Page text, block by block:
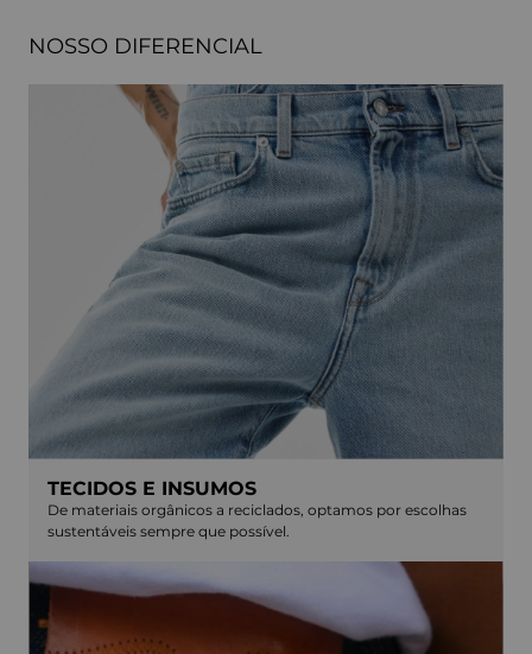
NOSSO DIFERENCIAL
TECIDOS E INSUMOS
De materiais orgânicos a reciclados, optamos por escolhas
sustentáveis sempre que possível.